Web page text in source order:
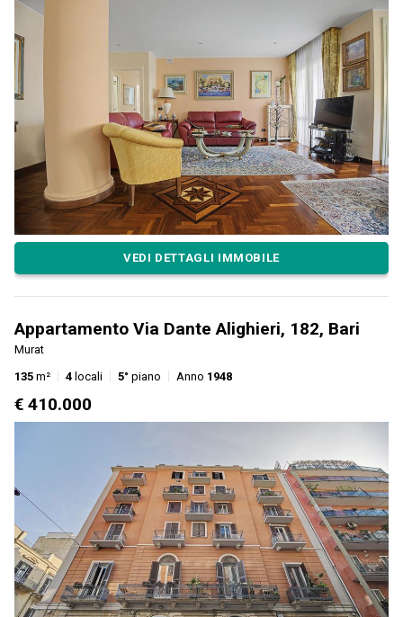
VEDI DETTAGLI IMMOBILE
Appartamento Via Dante Alighieri, 182, Bari
Murat
135 m² 4 locali 5° piano Anno 1948
€ 410.000